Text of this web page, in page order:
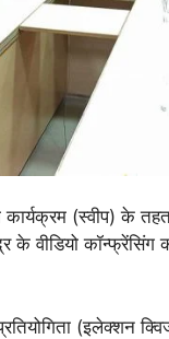
(स्वीप) के
के वीडियो
(इलेक्शन